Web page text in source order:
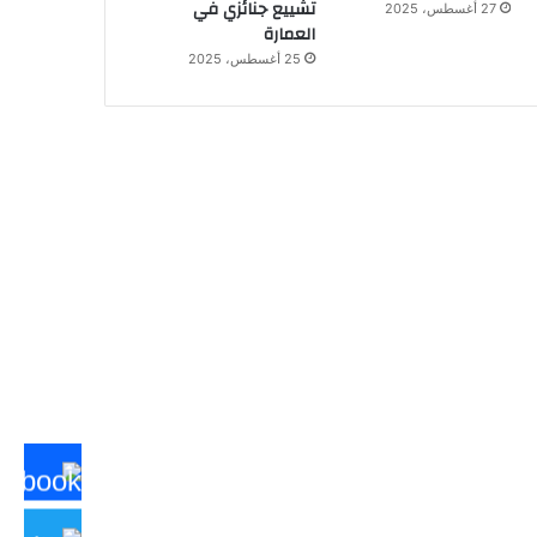
27 أغسطس، 2025
تشييع جنائزي في
العمارة
25 أغسطس، 2025